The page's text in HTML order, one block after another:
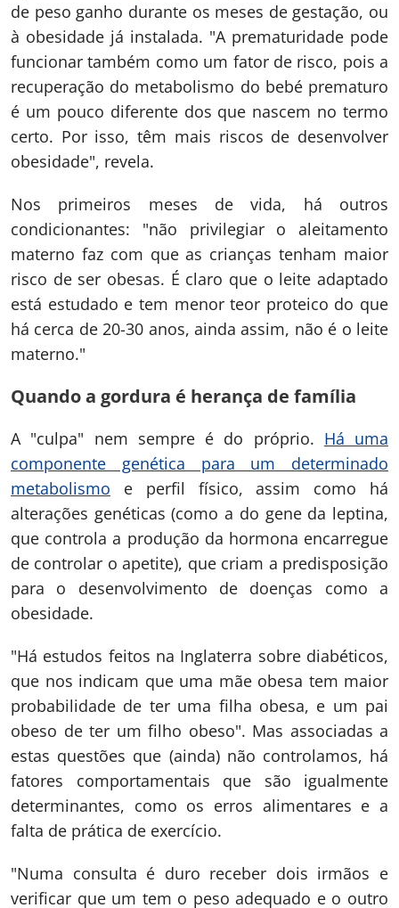
de peso ganho durante os meses de gestação, ou
à obesidade já instalada. "A prematuridade pode
funcionar também como um fator de risco, pois a
recuperação do metabolismo do bebé prematuro
é um pouco diferente dos que nascem no termo
certo. Por isso, têm mais riscos de desenvolver
obesidade", revela.
Nos primeiros meses de vida, há outros
condicionantes: "não privilegiar o aleitamento
materno faz com que as crianças tenham maior
risco de ser obesas. É claro que o leite adaptado
está estudado e tem menor teor proteico do que
há cerca de 20-30 anos, ainda assim, não é o leite
materno."
Quando a gordura é herança de família
A "culpa" nem sempre é do próprio. Há uma
componente genética para um determinado
metabolismo e perfil físico, assim como há
alterações genéticas (como a do gene da leptina,
que controla a produção da hormona encarregue
de controlar o apetite), que criam a predisposição
para o desenvolvimento de doenças como a
obesidade.
"Há estudos feitos na Inglaterra sobre diabéticos,
que nos indicam que uma mãe obesa tem maior
probabilidade de ter uma filha obesa, e um pai
obeso de ter um filho obeso". Mas associadas a
estas questões que (ainda) não controlamos, há
fatores comportamentais que são igualmente
determinantes, como os erros alimentares e a
falta de prática de exercício.
"Numa consulta é duro receber dois irmãos e
verificar que um tem o peso adequado e o outro